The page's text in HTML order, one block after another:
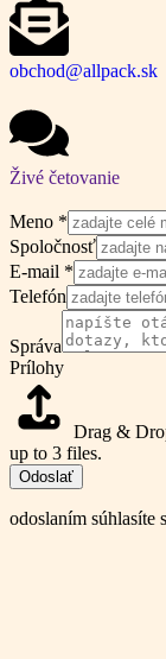
obchod@allpack.sk
Živé četovanie
Meno *
Spoločnosť
E-mail *
Telefón
Správa
Prílohy
Drag &
up to 3 files.
Odoslať
odoslaním súhlasíte